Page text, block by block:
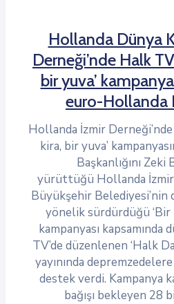
Hollanda Dünya
Derneği’nde Halk
bir yuva’
euro-Hollanda
Hollanda İzmir
kira, bir yuva’
Başkanlığını Zeki
yürüttüğü Hollanda
Büyükşehir Belediyesi’nin
yönelik sürdürdüğü ‘Bir
kampanyası kapsamında
TV’de düzenlenen ‘Halk
yayınında
destek verdi. Kampanya
bağışı bekleyen 28